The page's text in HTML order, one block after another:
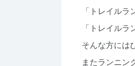
「トレイルラ
「トレイルラ
そんな方には
またランニン